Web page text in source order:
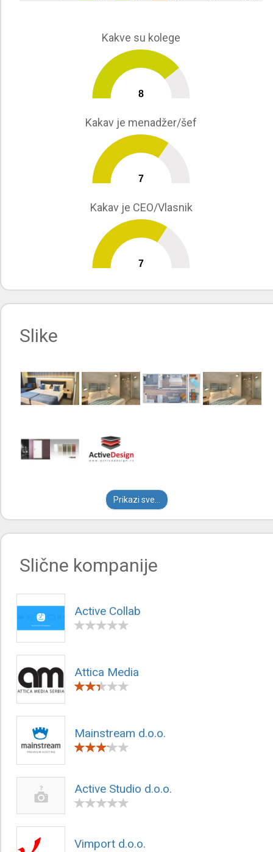
Kakve su kolege
8
Kakav je menadžer/šef
7
Kakav je CEO/Vlasnik
7
Slike
Prikazi sve...
Slične kompanije
Active Collab
Attica Media
Mainstream d.o.o.
Active Studio d.o.o.
Vimport d.o.o.